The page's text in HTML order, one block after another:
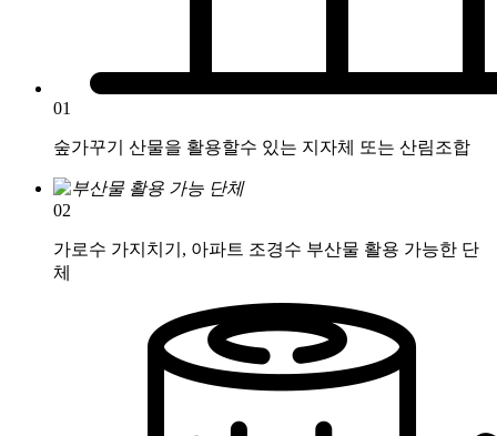
01
숲가꾸기 산물을 활용할수 있는 지자체 또는 산림조합
02
가로수 가지치기, 아파트 조경수 부산물 활용 가능한 단
체